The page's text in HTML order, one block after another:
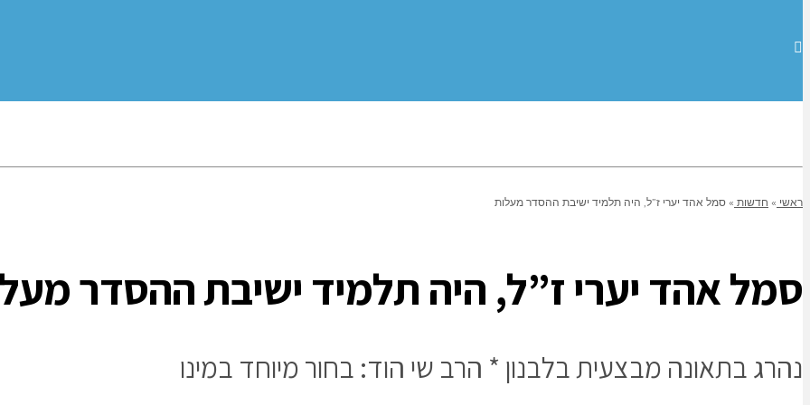
ראשי » חדשות » סמל אהד יערי ז”ל, היה תלמיד ישיבת ההסדר מעלות
סמל אהד יערי ז”ל, היה תלמיד ישיבת ההסדר
נהרג בתאונה מבצעית בלבנון * הרב שי הוד: בחור מיוחד במינו